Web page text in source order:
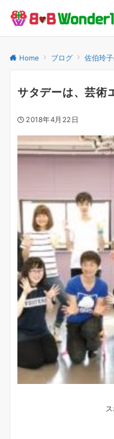
Home ブログ 佐伯玲
サタデーは、芸術
2018年4月22日